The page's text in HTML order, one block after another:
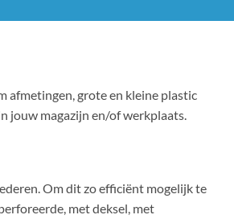
afmetingen, grote en kleine plastic
jouw magazijn en/of werkplaats.
Om dit zo efficiënt mogelijk te
met deksel, met